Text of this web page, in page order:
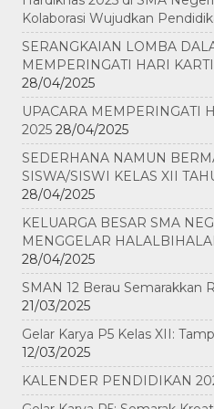
Kolaborasi Wujudkan
SERANGKAIAN LOMBA
MEMPERINGATI HARI
28/04/2025
UPACARA MEMPERINGATI
2025 28/04/2025
SEDERHANA NAMUN
SISWA/SISWI KELAS XII
28/04/2025
KELUARGA BESAR SMA
MENGGELAR
28/04/2025
SMAN 12 Berau Semarakkan
21/03/2025
Gelar Karya P5 Kelas XII:
12/03/2025
KALENDER PENDIDIKAN